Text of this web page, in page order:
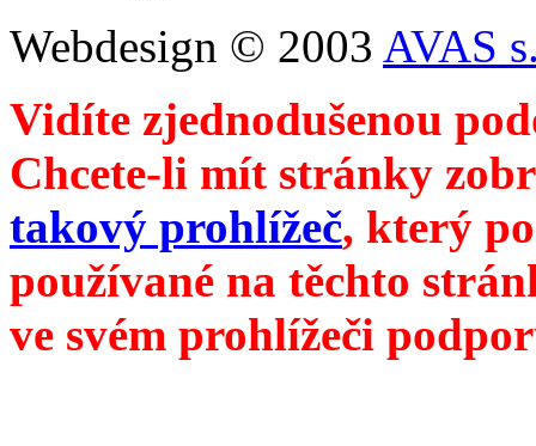
Webdesign © 2003 AVAS
Vidíte zjednodušenou
Chcete-li mít stránky
takový prohlížeč, který
používané na těchto
ve svém prohlížeči